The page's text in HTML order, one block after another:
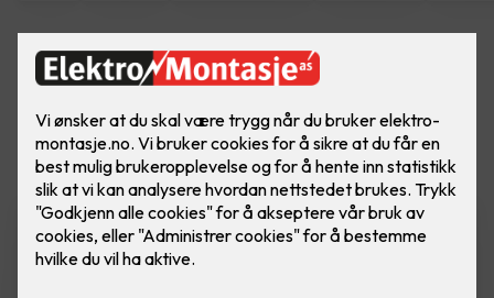
Vis flerefiltre
Rehabilitering av sikringsskap
Ferdig montert rehab sikringsskap m/